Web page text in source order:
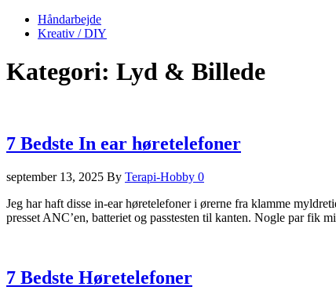
Håndarbejde
Kreativ / DIY
Kategori: Lyd & Billede
7 Bedste In ear høretelefoner
september 13, 2025 By Terapi-Hobby 0
Jeg har haft disse in-ear høretelefoner i ørerne fra klamme
presset ANC’en, batteriet og passtesten til kanten. Nogle par fik
7 Bedste Høretelefoner